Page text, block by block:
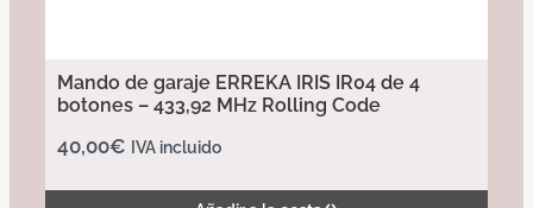
Mando de garaje ERREKA IRIS IR04 de 4
botones – 433,92 MHz Rolling Code
40,00€ IVA incluido